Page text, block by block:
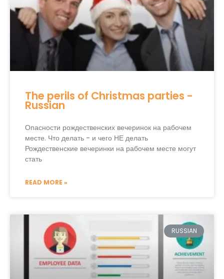
The perils of Christmas parties -
Russian
Опасности рождественских вечеринок на рабочем
месте. Что делать - и чего НЕ делать
Рождественские вечеринки на рабочем месте могут
стать
READ MORE »
RUSSIAN